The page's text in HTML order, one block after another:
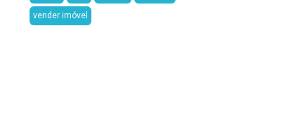
vender imóvel